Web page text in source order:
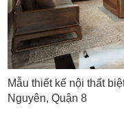
Mẫu thiết kế nội thất
Nguyên, Quận 8